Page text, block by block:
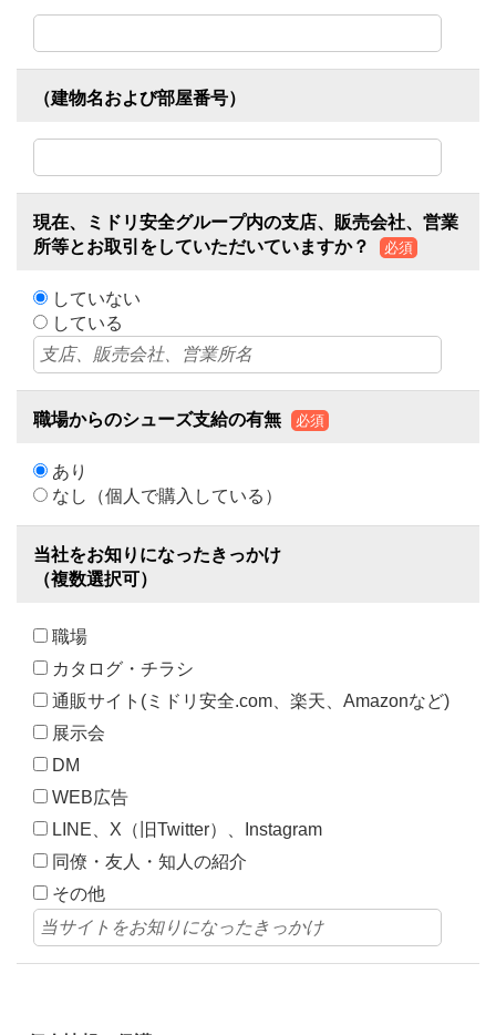
（建物名および部屋番号）
現在、ミドリ安全グループ内の支店、販売会社、営業
所等とお取引をしていただいていますか？
必須
していない
している
職場からのシューズ支給の有無 必須
あり
なし（個人で購入している）
当社をお知りになったきっかけ
（複数選択可）
職場
カタログ・チラシ
通販サイト(ミドリ安全.com、楽天、Amazonなど)
展示会
DM
WEB広告
LINE、X（旧Twitter）、Instagram
同僚・友人・知人の紹介
その他